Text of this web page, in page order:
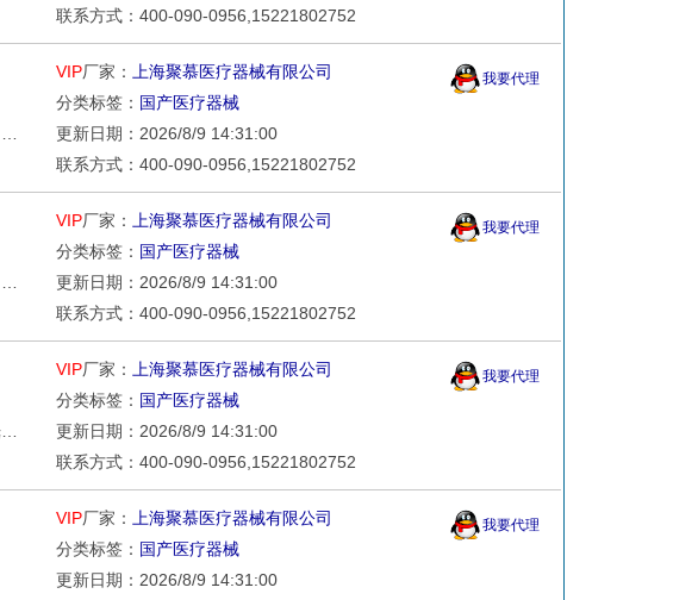
联系方式：400-090-0956,15221802752
VIP厂家：
上海聚慕医疗器械有限公司
分类标签： 国产医疗器械
更新日期：2026/8/9 14:31:00
联系方式：400-090-0956,15221802752
我要代理
VIP厂家：
上海聚慕医疗器械有限公司
分类标签： 国产医疗器械
更新日期：2026/8/9 14:31:00
联系方式：400-090-0956,15221802752
我要代理
VIP厂家：
上海聚慕医疗器械有限公司
分类标签： 国产医疗器械
更新日期：2026/8/9 14:31:00
联系方式：400-090-0956,15221802752
我要代理
VIP厂家：
上海聚慕医疗器械有限公司
分类标签： 国产医疗器械
更新日期：2026/8/9 14:31:00
我要代理